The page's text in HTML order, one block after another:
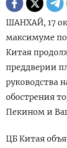
ШАНХАЙ, 17
максимуме
Китая
преддверии
руководства
обострения
Пекином и
ЦБ Китая